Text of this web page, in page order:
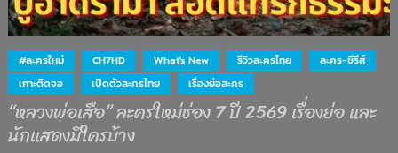
#ละครใหม่ CH7HD What's New รีวิวละครไทย
ละคร-ซีรีส์
เกาะติดจอ
เปิดตัวละครไทย เรื่องย่อละคร
“หลวงพ่อเสือ” ละครใหม่ช่อง 7 ปี 2569 เรื่องย่อ และ
นักแสดงมีใครบ้าง